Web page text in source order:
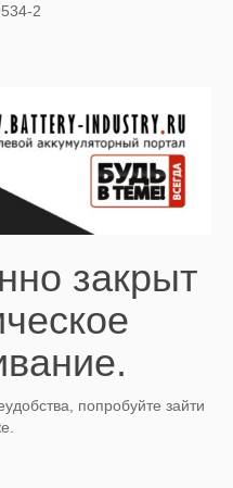
2
закрыт
попробуйте зайти